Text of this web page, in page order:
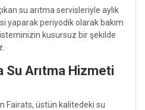
su arıtma servisleriyle aylık
yaparak periyodik olarak bakım
kusursuz bir şekilde
Su Arıtma Hizmeti
Fairats, üstün kalitedeki su